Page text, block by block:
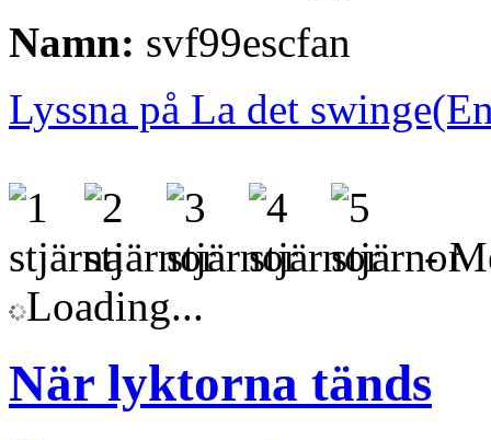
Namn: svf99escfan
Lyssna på La det
-
Loading...
När lyktorna tänds